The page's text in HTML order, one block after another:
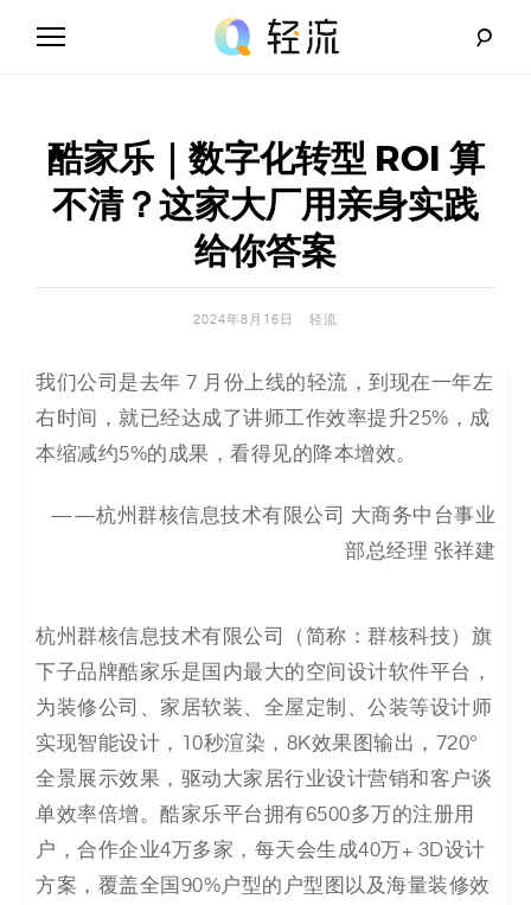
流
_
I
代
码
解
方
案
_
低
代
码
酷家乐｜数字化转型 ROI 算
不清？这家大厂用亲身实践
给你答案
2024年8月16日 轻流
我们公司是去年 7 月份上线的轻流，到现在一年左
右时间，就已经达成了讲师工作效率提升25%，成
本缩减约5%的成果，看得见的降本增效。
——杭州群核信息技术有限公司 大商务中台事业
部总经理 张祥建
杭州群核信息技术有限公司（简称：群核科技）旗
下子品牌酷家乐是国内最大的空间设计软件平台，
为装修公司、家居软装、全屋定制、公装等设计师
实现智能设计，10秒渲染，8K效果图输出，720°
全景展示效果，驱动大家居行业设计营销和客户谈
单效率倍增。酷家乐平台拥有6500多万的注册用
户，合作企业4万多家，每天会生成40万+ 3D设计
方案，覆盖全国90%户型的户型图以及海量装修效